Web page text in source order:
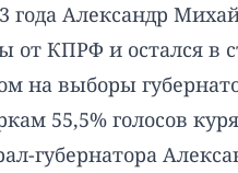
Александр
от КПРФ и остался в
на выборы
55,5% голосов
губернатора